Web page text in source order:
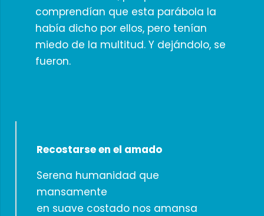
comprendían que esta parábola la
había dicho por ellos, pero tenían
miedo de la multitud. Y dejándolo, se
fueron.
Recostarse en el amado
Serena humanidad que
mansamente
en suave costado nos amansa